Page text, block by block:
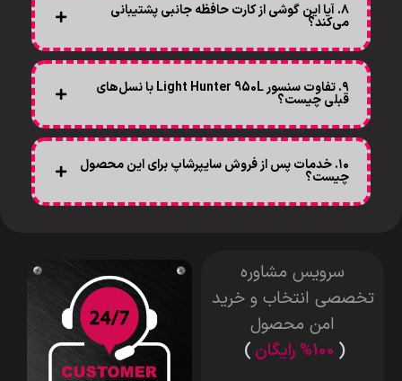
۸. آیا این گوشی از کارت حافظه جانبی پشتیبانی
می‌کند؟
۹. تفاوت سنسور Light Hunter 950L با نسل‌های
قبلی چیست؟
۱۰. خدمات پس از فروش سایپرشاپ برای این محصول
چیست؟
سرویس مشاوره
تخصصی انتخاب و خرید
امن محصول
( %100 رایگان )